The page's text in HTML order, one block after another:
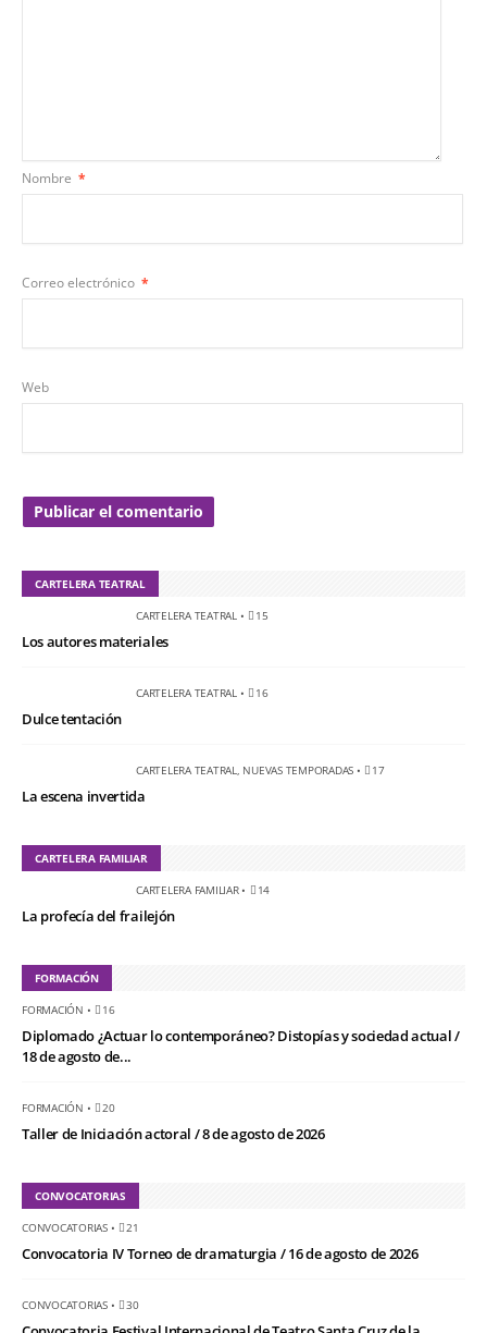
Nombre *
Correo electrónico *
Web
CARTELERA TEATRAL
CARTELERA TEATRAL• 15
Los autores materiales
CARTELERA TEATRAL• 16
Dulce tentación
CARTELERA TEATRAL, NUEVAS TEMPORADAS • 17
La escena invertida
CARTELERA FAMILIAR
CARTELERA FAMILIAR• 14
La profecía del frailejón
FORMACIÓN
FORMACIÓN • 16
Diplomado ¿Actuar lo contemporáneo? Distopías y sociedad actual /
18 de agosto de...
FORMACIÓN • 20
Taller de Iniciación actoral / 8 de agosto de 2026
CONVOCATORIAS
CONVOCATORIAS• 21
Convocatoria IV Torneo de dramaturgia / 16 de agosto de 2026
CONVOCATORIAS• 30